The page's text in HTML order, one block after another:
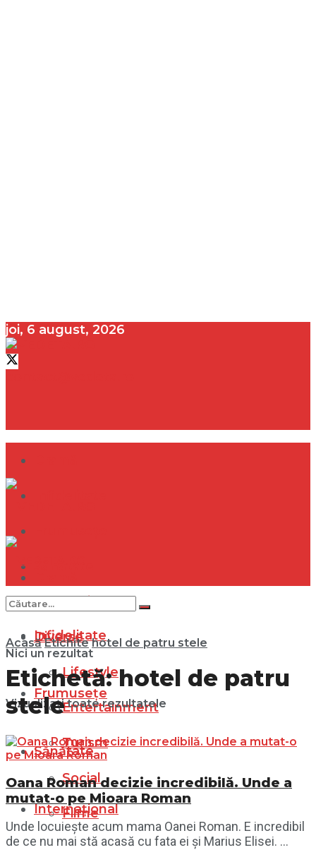
joi, 6 august, 2026
Internațional
Diverse
Lifestyle
Entertainment
Turism
Social
Filme
Infidelitate
Frumusețe
Sănătate
Internațional
Nici un rezultat
Vizualizați toate rezultatele
Acasă Etichite hotel de patru stele
Etichetă:hotel de patru
stele
Oana Roman decizie incredibilă. Unde a
mutat-o pe Mioara Roman
Unde locuiește acum mama Oanei Roman. E incredibil
de ce nu mai stă acasă cu fata ei și Marius Elisei. ...